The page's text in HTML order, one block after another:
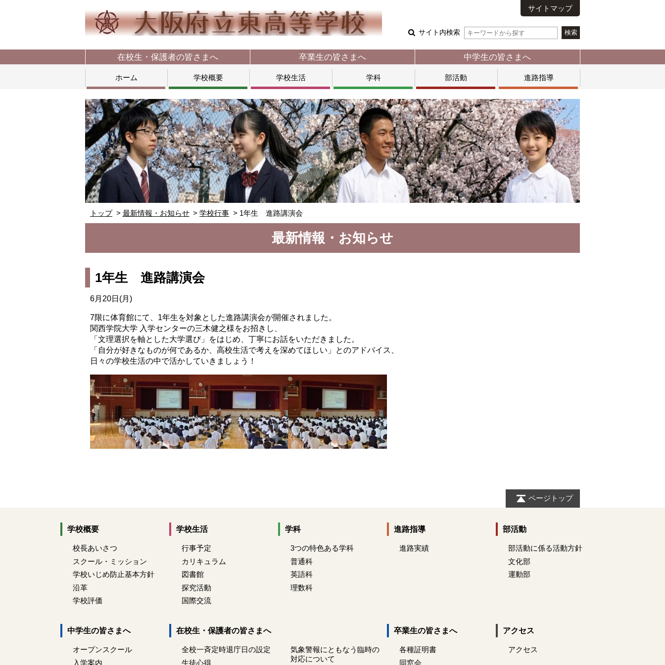
サイトマップ
サイト内検索
在校生・保護者の皆さまへ 卒業生の皆さまへ 中学生の皆さまへ
ホーム 学校概要 学校生活 学科 部活動 進路指導
トップ 最新情報・お知らせ 学校行事 1年生 進路講演会
最新情報・お知らせ
1年生 進路講演会
6月20日(月)
7限に体育館にて、1年生を対象とした進路講演会が開催されました。
関西学院大学 入学センターの三木健之様をお招きし、
「文理選択を軸とした大学選び」をはじめ、丁寧にお話をいただきました。
「自分が好きなものが何であるか、高校生活で考えを深めてほしい」とのアドバイス、
日々の学校生活の中で活かしていきましょう！
ページトップ
学校概要
校長あいさつ
スクール・ミッション
学校いじめ防止基本方針
沿革
学校評価
学校生活
行事予定
カリキュラム
図書館
探究活動
国際交流
学科
3つの特色ある学科
普通科
英語科
理数科
進路指導
進路実績
部活動
部活動に係る活動方針
文化部
運動部
中学生の皆さまへ
オープンスクール
入学案内
在校生・保護者の皆さまへ
全校一斉定時退庁日の設定
生徒心得
気象警報にともなう臨時の
対応について
卒業生の皆さまへ
各種証明書
同窓会
アクセス
アクセス